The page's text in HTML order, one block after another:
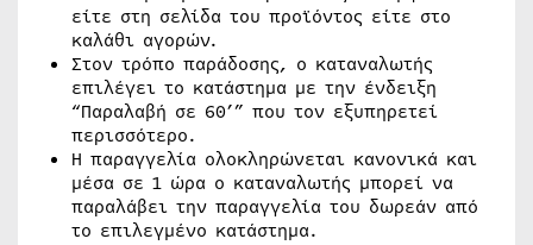
είτε στη σελίδα του προϊόντος είτε στο
καλάθι αγορών.
Στον τρόπο παράδοσης, ο καταναλωτής
επιλέγει το κατάστημα με την ένδειξη
“Παραλαβή σε 60’” που τον εξυπηρετεί
περισσότερο.
Η παραγγελία ολοκληρώνεται κανονικά και
μέσα σε 1 ώρα ο καταναλωτής μπορεί να
παραλάβει την παραγγελία του δωρεάν από
το επιλεγμένο κατάστημα.